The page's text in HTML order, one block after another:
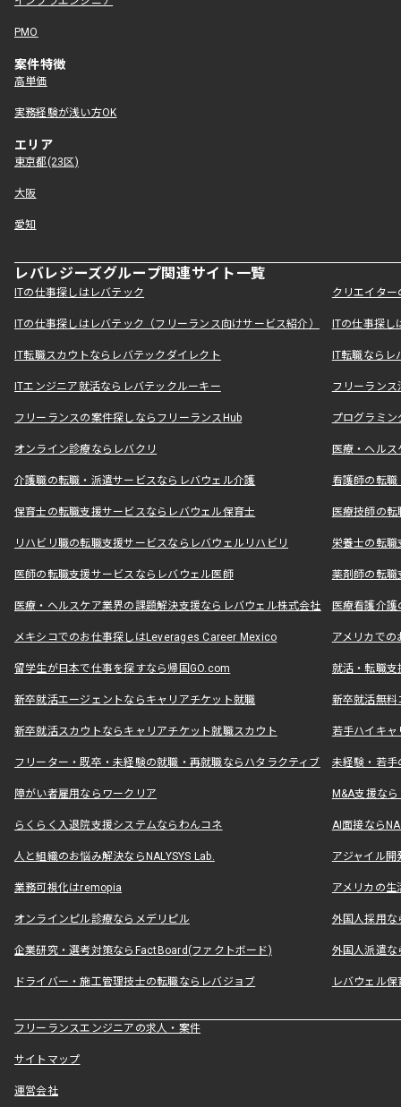
PMO
案件特徴
高単価
実務経験が浅い方OK
エリア
東京都(23区)
大阪
愛知
レバレジーズグループ関連サイト一覧
ITの仕事探しはレバテック クリエイタ
ITの仕事探しはレバテック（フリーランス向けサービス紹介） ITの仕事探
IT転職スカウトならレバテックダイレクト IT転職なら
ITエンジニア就活ならレバテックルーキー フリーラン
フリーランスの案件探しならフリーランスHub プログラミ
オンライン診療ならレバクリ 医療・ヘル
介護職の転職・派遣サービスならレバウェル介護 看護師の転
保育士の転職支援サービスならレバウェル保育士 医療技師の
リハビリ職の転職支援サービスならレバウェルリハビリ 栄養士の転
医師の転職支援サービスならレバウェル医師 薬剤師の転
医療・ヘルスケア業界の課題解決支援ならレバウェル株式会社 医療看護介
メキシコでのお仕事探しはLeverages Career Mexico アメリカで
留学生が日本で仕事を探すなら帰国GO.com 就活・転職
新卒就活エージェントならキャリアチケット就職 新卒就活無料
新卒就活スカウトならキャリアチケット就職スカウト 若手ハイキ
フリーター・既卒・未経験の就職・再就職ならハタラクティブ 未経験・若手
障がい者雇用ならワークリア M&A支援な
らくらく入退院支援システムならわんコネ AI面接なら
人と組織のお悩み解決ならNALYSYS Lab. アジャイル
業務可視化はremopia アメリカの
オンラインピル診療ならメデリピル 外国人採用
企業研究・選考対策ならFactBoard(ファクトボード) 外国人派遣な
ドライバー・施工管理技士の転職ならレバジョブ レバウェル
フリーランスエンジニアの求人・案件
サイトマップ
運営会社